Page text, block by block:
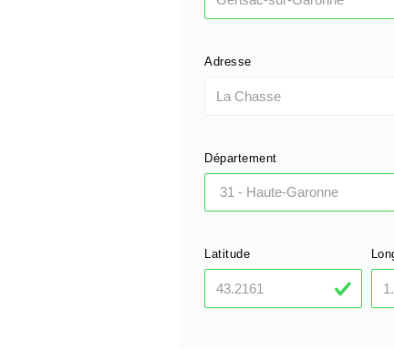
Adresse
Département
Latitude